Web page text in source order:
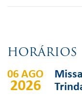
HORÁRIOS
06 AGO
2026